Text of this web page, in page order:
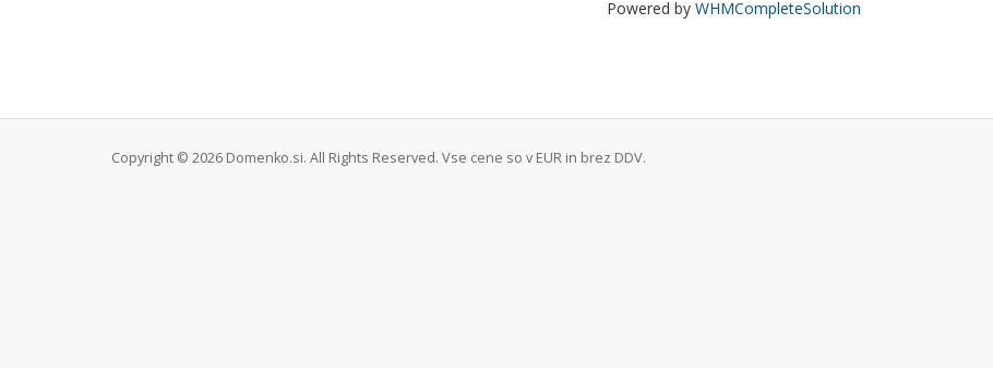
Powered by WHMCompleteSolution
Copyright © 2026 Domenko.si. All Rights Reserved. Vse cene so v EUR in brez DDV.